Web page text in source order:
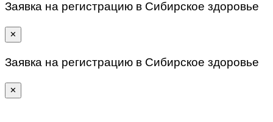
Заявка на регистрацию в Сибирское здоровье
✕
Заявка на регистрацию в Сибирское здоровье
✕